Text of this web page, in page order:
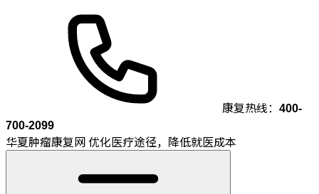
康复热线： 400-
700-2099
华夏肿瘤康复网 优化医疗途径，降低就医成本